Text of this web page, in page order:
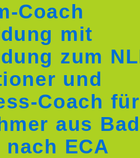
Coach
mit
zum
und
Coach für
aus
nach ECA